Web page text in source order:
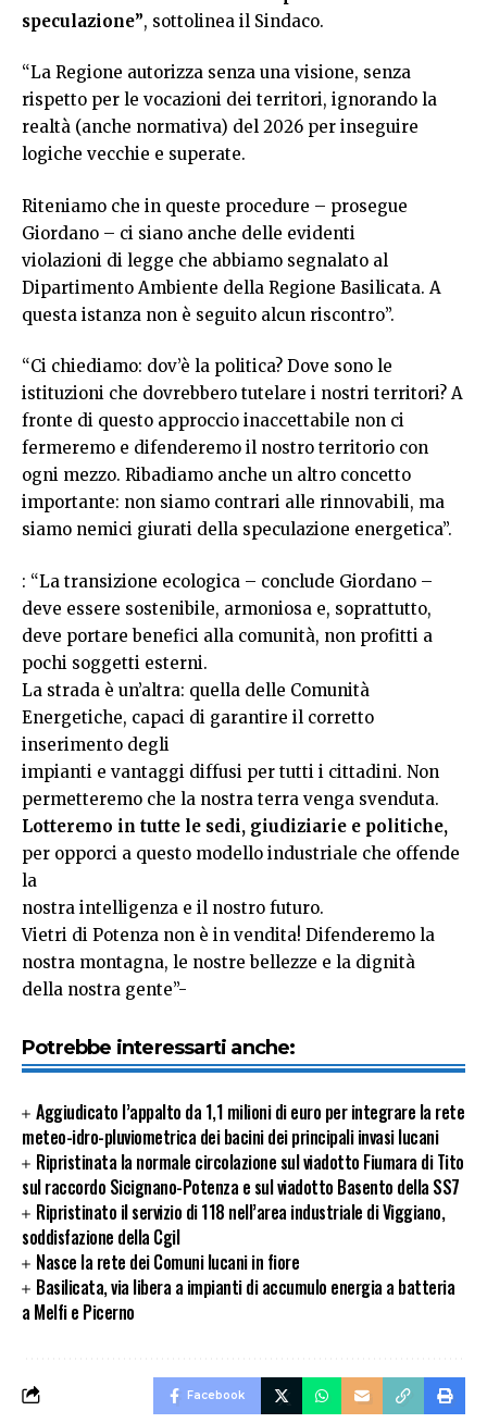
speculazione”, sottolinea il Sindaco.
“La Regione autorizza senza una visione, senza
rispetto per le vocazioni dei territori, ignorando la
realtà (anche normativa) del 2026 per inseguire
logiche vecchie e superate.
Riteniamo che in queste procedure – prosegue
Giordano – ci siano anche delle evidenti
violazioni di legge che abbiamo segnalato al
Dipartimento Ambiente della Regione Basilicata. A
questa istanza non è seguito alcun riscontro”.
“Ci chiediamo: dov’è la politica? Dove sono le
istituzioni che dovrebbero tutelare i nostri territori? A
fronte di questo approccio inaccettabile non ci
fermeremo e difenderemo il nostro territorio con
ogni mezzo. Ribadiamo anche un altro concetto
importante: non siamo contrari alle rinnovabili, ma
siamo nemici giurati della speculazione energetica”.
: “La transizione ecologica – conclude Giordano –
deve essere sostenibile, armoniosa e, soprattutto,
deve portare benefici alla comunità, non profitti a
pochi soggetti esterni.
La strada è un’altra: quella delle Comunità
Energetiche, capaci di garantire il corretto
inserimento degli
impianti e vantaggi diffusi per tutti i cittadini. Non
permetteremo che la nostra terra venga svenduta.
Lotteremo in tutte le sedi, giudiziarie e politiche,
per opporci a questo modello industriale che offende
la
nostra intelligenza e il nostro futuro.
Vietri di Potenza non è in vendita! Difenderemo la
nostra montagna, le nostre bellezze e la dignità
della nostra gente”-
Potrebbe interessarti anche:
Aggiudicato l’appalto da 1,1 milioni di euro per integrare la rete
meteo-idro-pluviometrica dei bacini dei principali invasi lucani
Ripristinata la normale circolazione sul viadotto Fiumara di Tito
sul raccordo Sicignano-Potenza e sul viadotto Basento della SS7
Ripristinato il servizio di 118 nell’area industriale di Viggiano,
soddisfazione della Cgil
Nasce la rete dei Comuni lucani in fiore
Basilicata, via libera a impianti di accumulo energia a batteria
a Melfi e Picerno
Facebook